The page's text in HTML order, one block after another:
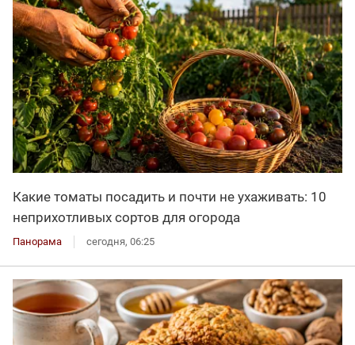
Какие томаты посадить и почти не ухаживать: 10
неприхотливых сортов для огорода
Панорама сегодня, 06:25